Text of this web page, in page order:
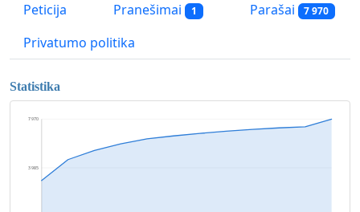
Peticija Pranešimai 1 Parašai 7 970
Privatumo politika
Statistika
3 985
7 970